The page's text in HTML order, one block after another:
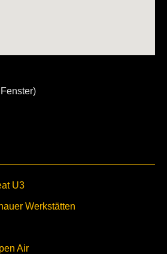
U3
Werkstätten
Air